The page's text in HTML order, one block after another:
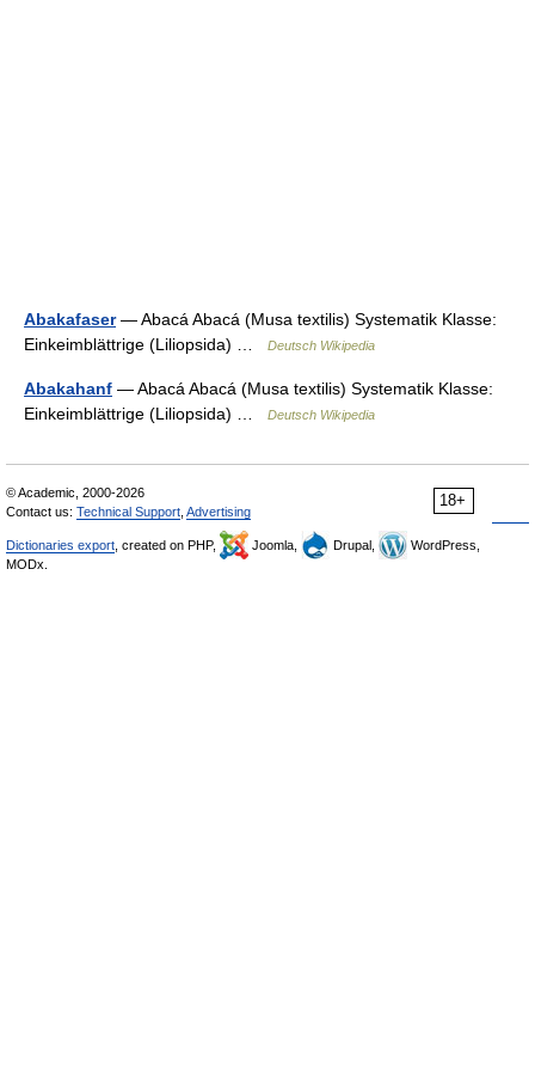
Abakafaser— Abacá Abacá (Musa textilis) Systematik Klasse:
Einkeimblättrige (Liliopsida) …
Deutsch Wikipedia
Abakahanf — Abacá Abacá (Musa textilis) Systematik Klasse:
Einkeimblättrige (Liliopsida) …
Deutsch Wikipedia
18+
© Academic, 2000-2026
Contact us: Technical Support Advertising
Dictionaries export , created on PHP, Joomla, Drupal,
WordPress,
MODx.